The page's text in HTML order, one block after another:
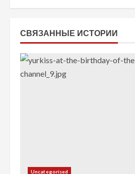
ь
ч
т
е
СВЯЗАННЫЕ ИСТОРИИ
Uncategorised